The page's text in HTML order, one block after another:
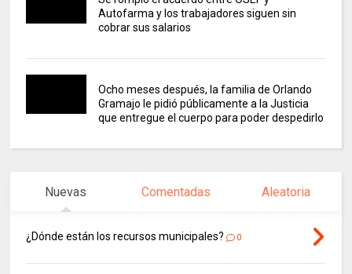
Autofarma y los trabajadores siguen sin
cobrar sus salarios
Ocho meses después, la familia de Orlando
Gramajo le pidió públicamente a la Justicia
que entregue el cuerpo para poder despedirlo
Nuevas Comentadas Aleatoria
¿Dónde están los recursos municipales? 0